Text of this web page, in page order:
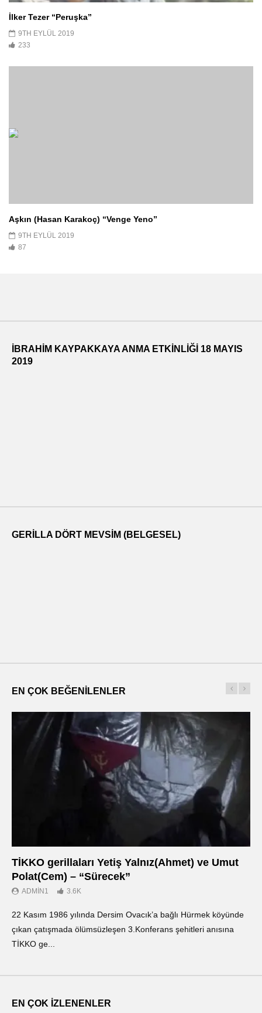
İlker Tezer “Peruşka”
9TH EYLÜL 2019
233
Aşkın (Hasan Karakoç) “Venge Yeno”
9TH EYLÜL 2019
87
İBRAHİM KAYPAKKAYA ANMA ETKİNLİĞİ 18 MAYIS
2019
GERILLA DÖRT MEVSIM (BELGESEL)
EN ÇOK BEĞENILENLER
TİKKO gerillaları Yetiş Yalnız(Ahmet) ve Umut
Polat(Cem) – “Sürecek”
ADMIN1 3.6K
22 Kasım 1986 yılında Dersim Ovacık’a bağlı Hürmek köyünde
çıkan çatışmada ölümsüzleşen 3.Konferans şehitleri anısına
TİKKO ge...
EN ÇOK İZLENENLER